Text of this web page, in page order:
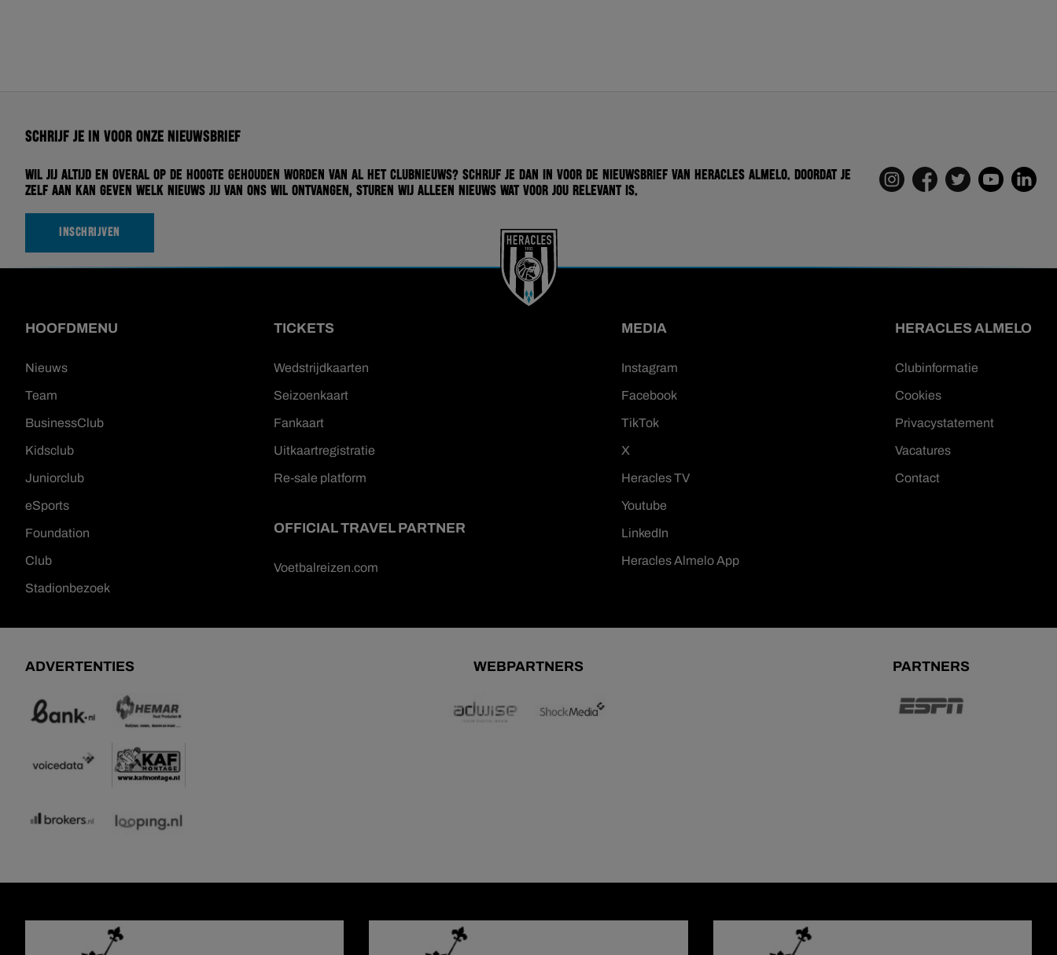
Schrijf je in voor onze nieuwsbrief
Wil jij altijd en overal op de hoogte gehouden worden van al het clubnieuws? Schrijf je dan in voor de nieuwsbrief van Heracles Almelo. Doordat je
zelf aan kan geven welk nieuws jij van ons wil ontvangen, sturen wij alleen nieuws wat voor jou relevant is.
INSCHRIJVEN
HOOFDMENU
Nieuws
Team
BusinessClub
Kidsclub
Juniorclub
eSports
Foundation
Club
Stadionbezoek
TICKETS
Wedstrijdkaarten
Seizoenkaart
Fankaart
Uitkaartregistratie
Re-sale platform
OFFICIAL TRAVEL PARTNER
Voetbalreizen.com
MEDIA
Instagram
Facebook
TikTok
X
Heracles TV
Youtube
LinkedIn
Heracles Almelo App
HERACLES ALMELO
Clubinformatie
Cookies
Privacystatement
Vacatures
Contact
ADVERTENTIES WEBPARTNERS PARTNERS